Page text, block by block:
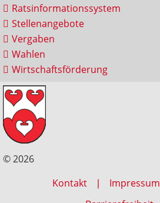
Ratsinformationssystem
Stellenangebote
Vergaben
Wahlen
Wirtschaftsförderung
© 2026
Kontakt
Impressum